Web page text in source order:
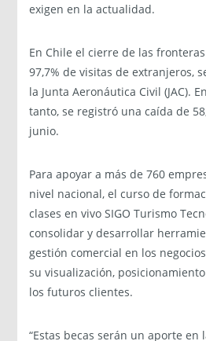
exigen en la actualidad.
En Chile el cierre de las
97,7% de visitas de extranjeros,
la Junta Aeronáutica Civil (JAC).
tanto, se registró una caída de
junio.
Para apoyar a más de 760
nivel nacional, el curso de
clases en vivo SIGO Turismo
consolidar y desarrollar
gestión comercial en los
su visualización,
los futuros clientes.
“Estas becas serán un aporte en